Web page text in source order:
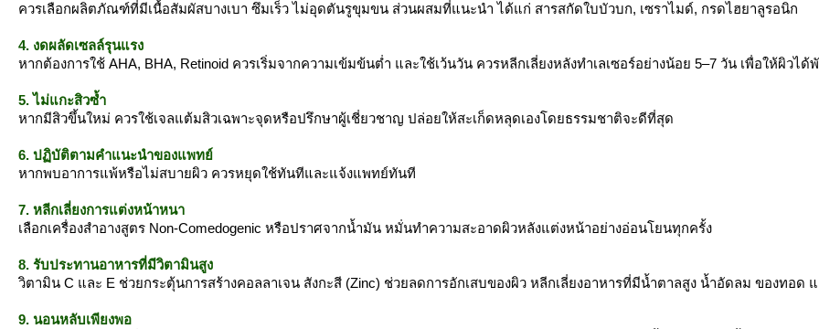
ควรเลือกผลิตภัณฑ์ที่มีเนื้อสัมผัสบางเบา ซึมเร็ว ไม่อุดตันรูขุมขน ส่วนผสมที่แนะนำ ได้แก่ สารสกัดใบบัวบก, เซราไมด์, กรดไฮยาลูรอนิก
4. งดผลัดเซลล์รุนแรง
หากต้องการใช้ AHA, BHA, Retinoid ควรเริ่มจากความเข้มข้นต่ำ และใช้เว้นวัน ควรหลีกเลี่ยงหลังทำเลเซอร์อย่างน้อย 5–7 วัน เพื่อให้ผิวไ
5. ไม่แกะสิวซ้ำ
หากมีสิวขึ้นใหม่ ควรใช้เจลแต้มสิวเฉพาะจุดหรือปรึกษาผู้เชี่ยวชาญ ปล่อยให้สะเก็ดหลุดเองโดยธรรมชาติจะดีที่สุด
6. ปฏิบัติตามคำแนะนำของแพทย์
หากพบอาการแพ้หรือไม่สบายผิว ควรหยุดใช้ทันทีและแจ้งแพทย์ทันที
7. หลีกเลี่ยงการแต่งหน้าหนา
เลือกเครื่องสำอางสูตร Non-Comedogenic หรือปราศจากน้ำมัน หมั่นทำความสะอาดผิวหลังแต่งหน้าอย่างอ่อนโยนทุกครั้ง
8. รับประทานอาหารที่มีวิตามินสูง
วิตามิน C และ E ช่วยกระตุ้นการสร้างคอลลาเจน สังกะสี (Zinc) ช่วยลดการอักเสบของผิว หลีกเลี่ยงอาหารที่มีน้ำตาลสูง น้ำอัดลม ของทอด
9. นอนหลับเพียงพอ